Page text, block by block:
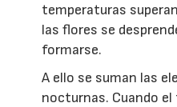
temperaturas
las flores se
formarse.
A ello se suman las
nocturnas. Cuando